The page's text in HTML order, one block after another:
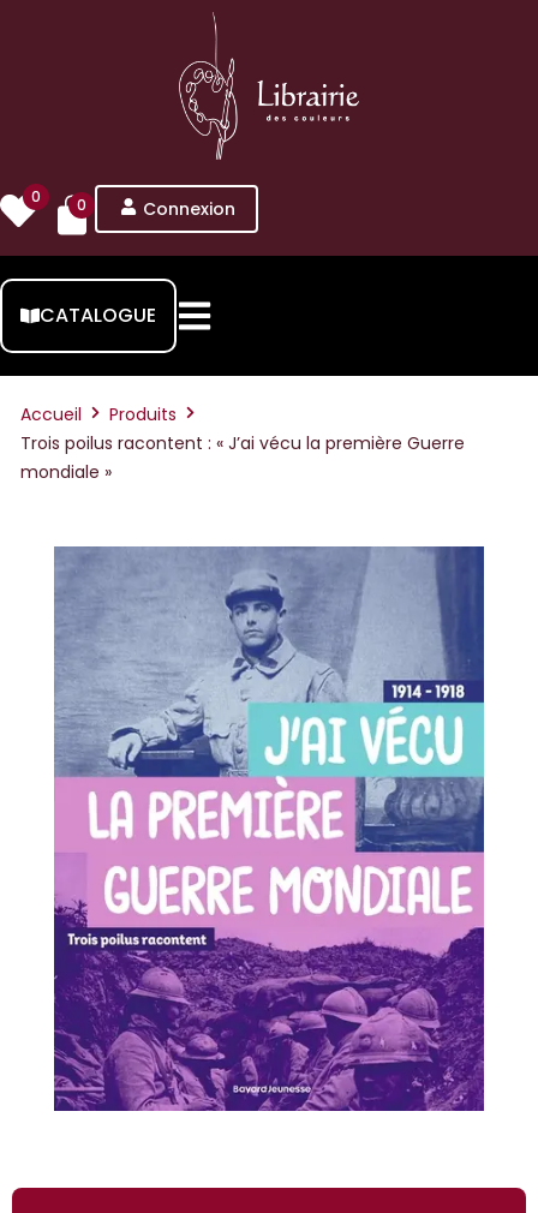
0 0 Connexion
CATALOGUE
Accueil
Produits
Trois poilus racontent : « J’ai vécu la première Guerre
mondiale »